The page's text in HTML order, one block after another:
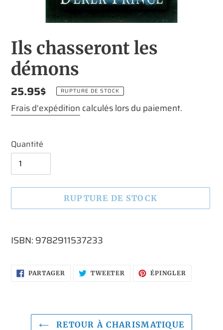
Ils chasseront les
démons
Prix
normal
25.95$ RUPTURE DE STOCK
Frais d'expédition calculés lors du paiement.
Quantité
RUPTURE DE STOCK
d'un
votre
ISBN: 9782911537233
PARTAGER PARTAGER
SUR
TWEETER TWEETERÉPINGLER
RETOUR À CHARISMATIQUE